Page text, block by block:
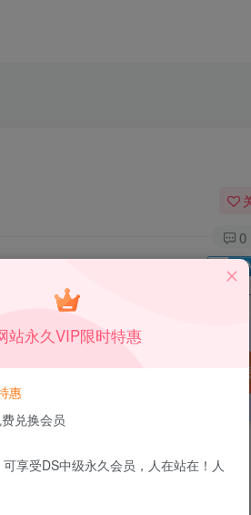
0
请第一时间联系我们删除！Q群：
站永久VIP限时特惠
惠
兑换会员
享受DS中级永久会员，人在站在！人